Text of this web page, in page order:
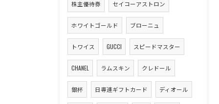
株主優待券 セイコーアストロン
ホワイトゴールド ブローニュ
トワイス GUCCI スピードマスター
CHANEL ラムスキン クレドール
銀杯 日専連ギフトカード ディオール